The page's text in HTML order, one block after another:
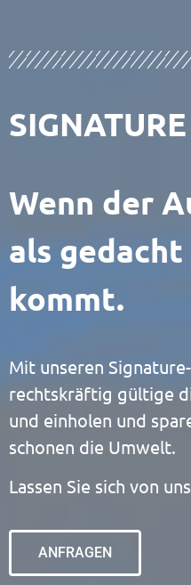
Wenn der
als gedacht
kommt.
Mit unseren
rechtskräftig gültige
und einholen und
schonen die Umwelt.
Lassen Sie sich von
ANFRAGEN